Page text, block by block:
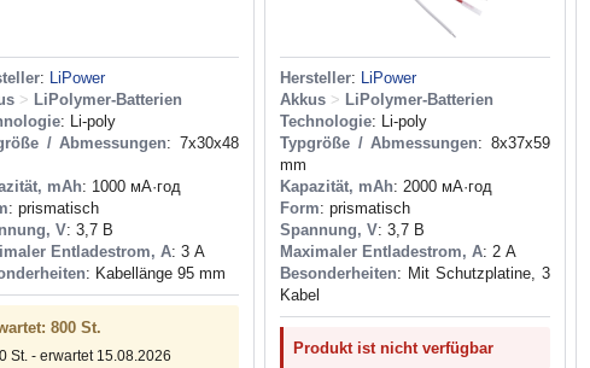
: LiPower
> LiPolymer-Batterien
: Li-poly
/ Abmessungen: 7x30x48
mAh: 1000 мА·год
: prismatisch
V: 3,7 В
Entladestrom, A: 3 А
: Kabellänge 95 mm
800 St.
St. - erwartet 15.08.2026
Hersteller: LiPower
Akkus > LiPolymer-Batterien
Technologie: Li-poly
Typgröße / Abmessungen: 8x37x59
mm
Kapazität, mAh: 2000 мА·год
Form: prismatisch
Spannung, V: 3,7 В
Maximaler Entladestrom, A: 2 А
Besonderheiten: Mit Schutzplatine, 3
Kabel
Produkt ist nicht verfügbar